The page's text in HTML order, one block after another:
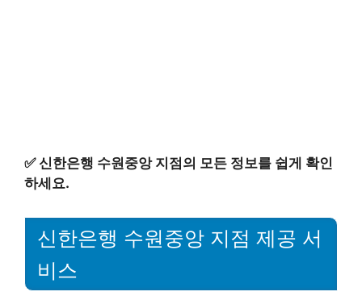
✅신한은행 수원중앙 지점의 모든 정보를 쉽게 확인
하세요.
신한은행 수원중앙 지점 제공 서
비스